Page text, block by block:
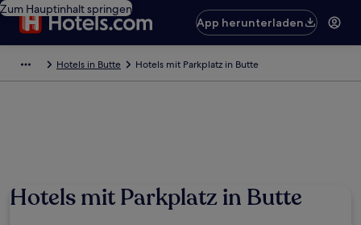
Zum Hauptinhalt springen
App herunterladen
Hotels in Butte Hotels mit Parkplatz in Butte
Hotels mit Parkplatz in Butte